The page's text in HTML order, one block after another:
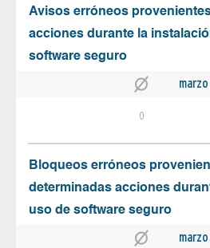
Avisos erróneos
acciones durante la
software seguro
marzo
0
Bloqueos erróneos
determinadas acciones
uso de software seguro
marzo